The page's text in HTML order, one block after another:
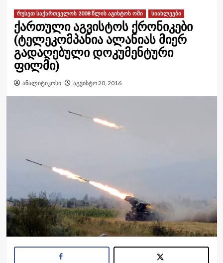
რუსეთ საქართველოს 2008 წლის აგისტოს ომი სიახლეები
ქართული აგვისტოს ქრონიკები
(ტელეკომპანია ალანიას მიერ
გადაღებული დოკუმენტური
ფილმი)
ანალიტიკოსი აგვისტო 20, 2016